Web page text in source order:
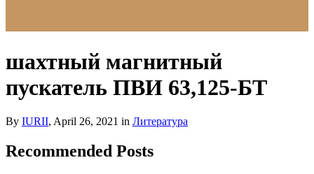
шахтный магнитный
пускатель ПВИ 63,125-БТ
By IURII, April 26, 2021 in Литература
Recommended Posts